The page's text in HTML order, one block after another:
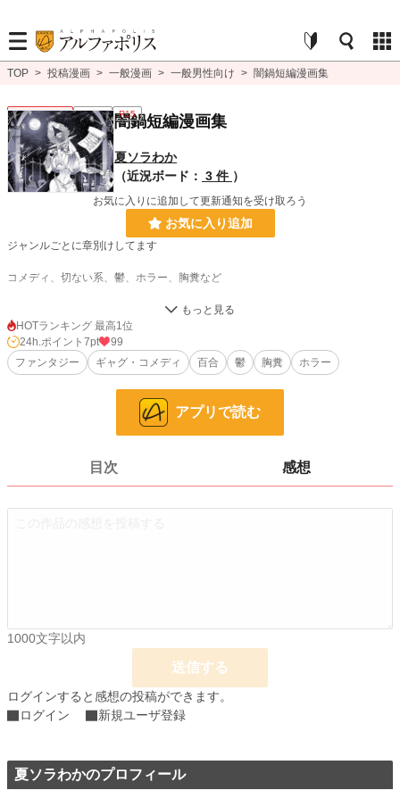
TOP > 投稿漫画 > 一般漫画 > 一般男性向け > 闇鍋短編漫画集
一般男性向け 連載中 R15
闇鍋短編漫画集
夏ソラわか
（近況ボード： 3 件 ）
お気に入りに追加して更新通知を受け取ろう
お気に入り追加
ジャンルごとに章別けしてます
コメディ、切ない系、鬱、ホラー、胸糞など
一般男性向け 85 位 / 2,372 件
お気に入り
2026.01.26 13:34
累計ポイント 14,677 pt (1,577 位)
HOTランキング 最高1位
24h.ポイント 7pt
99
ファンタジー
ギャグ・コメディ 百合 鬱 胸糞 ホラー
アプリで読む
目次 感想
1000文字以内
送信する
ログインすると感想の投稿ができます。
ログイン
新規ユーザ登録
夏ソラわかのプロフィール